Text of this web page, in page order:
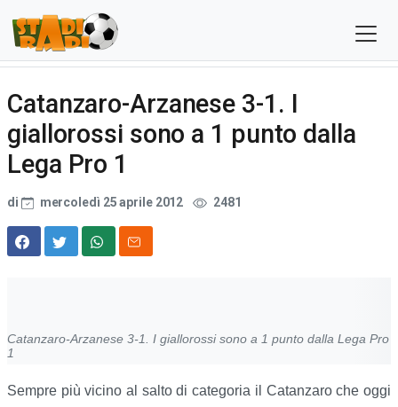
Catanzaro-Arzanese 3-1. I
giallorossi sono a 1 punto dalla
Lega Pro 1
di mercoledì 25 aprile 2012 2481
Catanzaro-Arzanese 3-1. I giallorossi sono a 1 punto dalla Lega Pro
1
Sempre più vicino al salto di categoria il Catanzaro che oggi